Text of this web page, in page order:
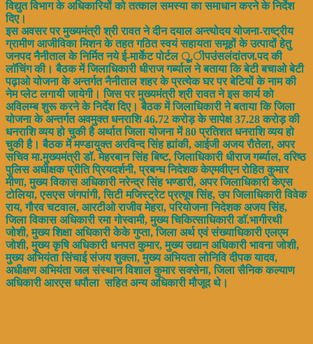
विद्युत विभाग के अधिकारियों को तत्काल समस्या का समाधान करने के निर्देश
दिए।
इस अवसर पर मुख्यमंत्री श्री रावत ने दीन दयाल अन्त्योदय योजना-राष्ट्रीय
ग्रामीण आजीविका मिशन के तहत गठित स्वयं सहायता समूहों के उत्पादों हेतु
जनपद नैनीताल के निर्मित नये ई-मार्केट पोर्टल ूूू.ीपउंसलंदांतज.पद की
लाॅचिंग की। बैठक में जिलाधिकारी धीराज गर्ब्याल ने बताया कि बेटी बचाओ बेटी
पढ़ाओ योजना के अन्तर्गत नैनीताल शहर के प्रत्येक घर पर बेटियों के नाम की
नेम प्लेट लगायी जायेगी। जिस पर मुख्यमंत्री श्री रावत ने इस कार्य को
अविलम्ब शुरू करने के निर्देश दिए। बैठक में जिलाधिकारी ने बताया कि जिला
योजना के अन्तर्गत अवमुक्त धनराशि 46.72 करोड़ के सापेक्ष 37.28 करोड़ की
धनराशि व्यय हो चुकी है अर्थात जिला योजना में 80 प्रतिशत धनराशि व्यय हो
चुकी है। बैठक में मण्डायुक्त अरविन्द सिंह ह्यांकी, आईजी अजय रौतेला, अपर
सचिव मा.मुख्यमंत्री डॉ. मेहरबान सिंह बिष्ट, जिलाधिकारी धीराज गर्ब्याल, वरिष्ठ
पुलिस अधीक्षक प्रीति प्रियदर्शनी, प्रबन्ध निदेशक केएमवीएन रोहित कुमार
मीणा, मुख्य विकास अधिकारी नरेन्द्र सिंह भण्डारी, अपर जिलाधिकारी केएस
टोलिया, एसएस जंगपांगी, सिटी मजिस्ट्रेट प्रत्यूष सिंह, उप जिलाधिकारी विवेक
राय, गौरव चटवाल, आरटीओ राजीव मेहरा, परियोजना निदेशक अजय सिंह,
जिला विकास अधिकारी रमा गोस्वामी, मुख्य चिकित्साधिकारी डाॅ.भागीरथी
जोशी, मुख्य शिक्षा अधिकारी केेके गुप्ता, जिला अर्थ एवं संख्याधिकारी एलएम
जोशी, मुख्य कृषि अधिकारी धनपत कुमार, मुख्य उद्यान अधिकारी भावना जोशी,
मुख्य अभियंता सिंचाई संजय शुक्ला, मुख्य अभियता लोनिवि दीपक यादव,
अधीक्षण अभियंता जल संस्थान विशाल कुमार सक्सेना, जिला सैनिक कल्याण
अधिकारी आरएस धपौला सहित अन्य अधिकारी मौजूद थे।